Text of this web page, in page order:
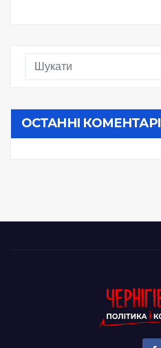
ОСТАННІ КОМЕНТАРІ